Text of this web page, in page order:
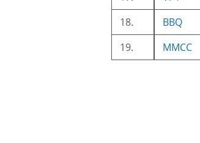
18.
BBQ
19.
MMCC